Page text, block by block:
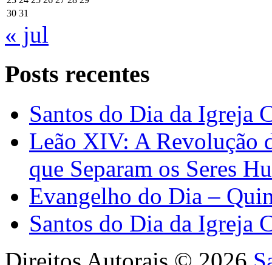
30 31
« jul
Posts recentes
Santos do Dia da Igreja
Leão XIV: A Revolução
que Separam os Seres
Evangelho do Dia –
Santos do Dia da Igreja